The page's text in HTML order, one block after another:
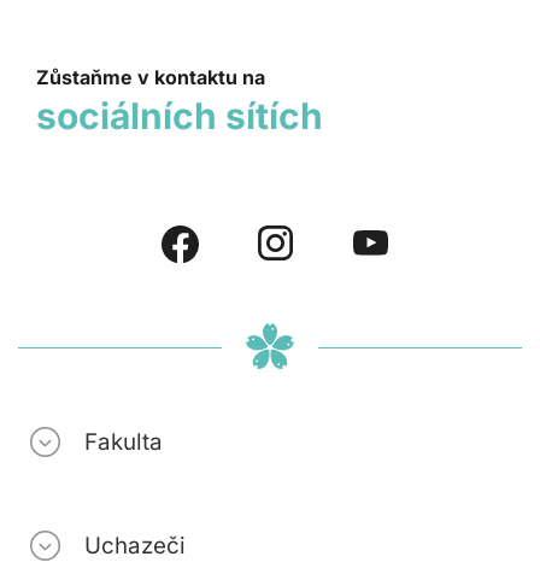
Zůstaňme v kontaktu na
sociálních sítích
Fakulta
Uchazeči